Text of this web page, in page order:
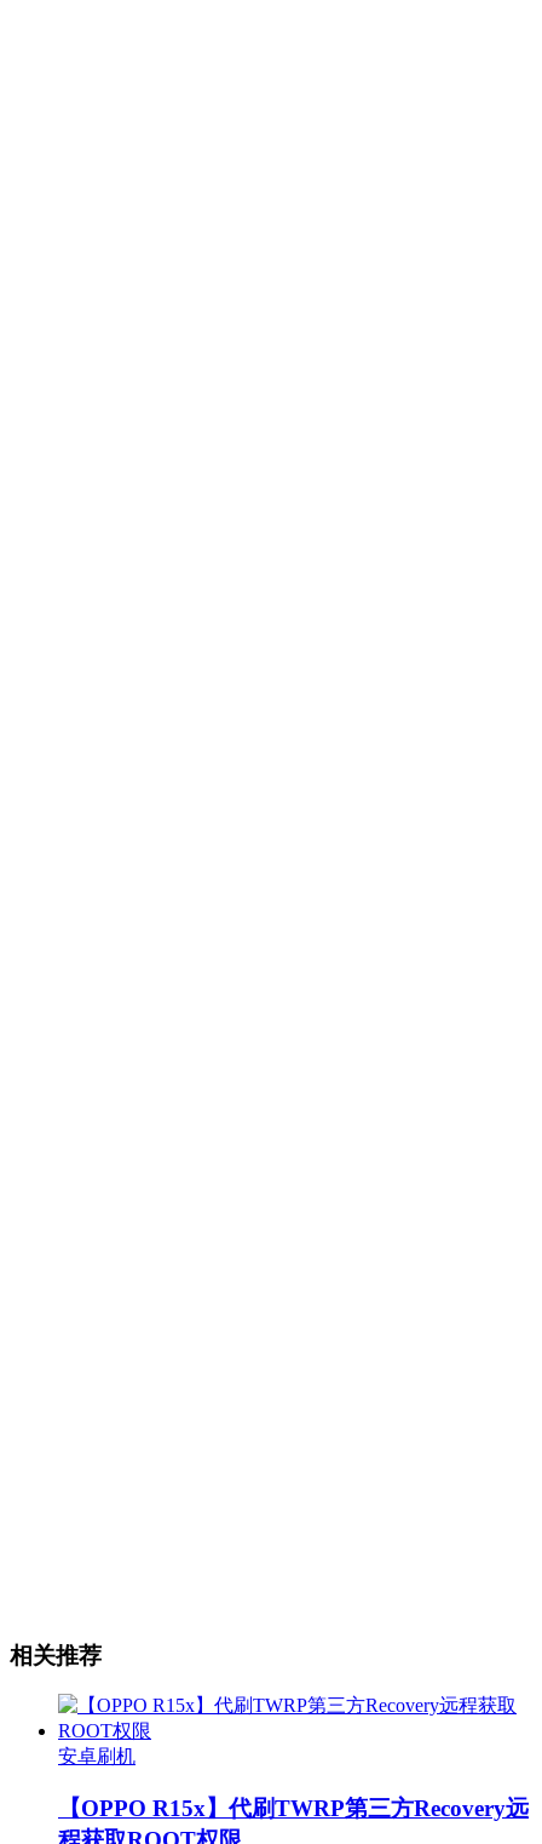
相关推荐
安卓刷机
【OPPO R15x】代刷TWRP第三方Recovery远